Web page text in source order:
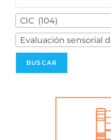
CIC (104)
Evaluación sensorial